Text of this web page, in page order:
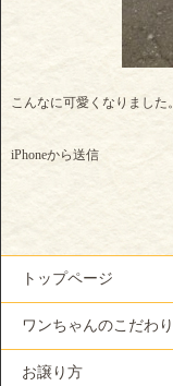
こんなに可愛くなりました。
iPhoneから送信
トップページ
ワンちゃんのこだわり
お譲り方